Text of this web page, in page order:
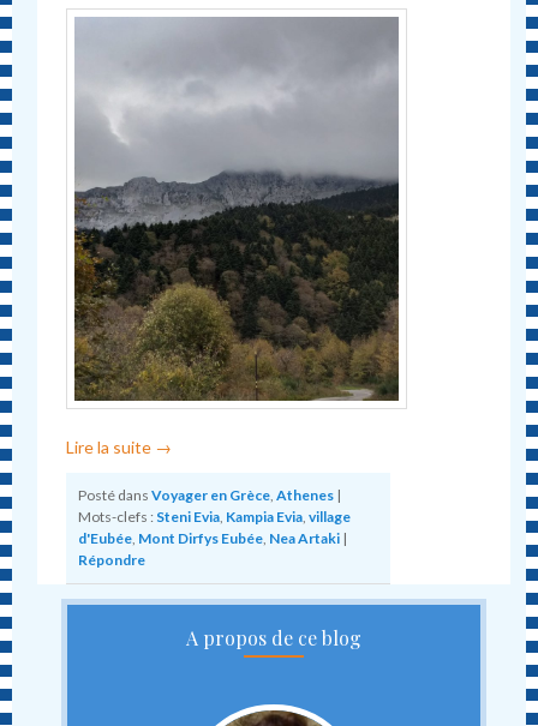
Lire la suite →
Posté dans Voyager en Grèce,Athenes |
Mots-clefs : Steni Evia, Kampia Evia,village
d'Eubée, Mont Dirfys Eubée, Nea Artaki |
Répondre
A propos de ce blog